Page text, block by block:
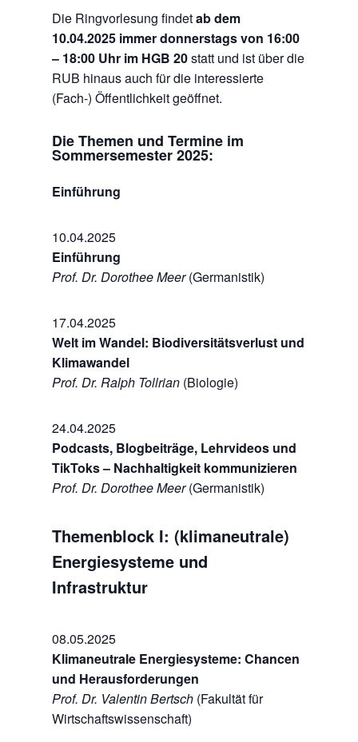
Die Ringvorlesung findetab dem
10.04.2025 immer donnerstags von 16:00
– 18:00 Uhr im HGB 20statt und ist über die
RUB hinaus auch für die interessierte
(Fach-) Öffentlichkeit geöffnet.
Die Themen und Termine im
Sommersemester 2025:
Einführung
10.04.2025
Einführung
Prof. Dr. Dorothee Meer(Germanistik)
17.04.2025
Welt im Wandel: Biodiversitätsverlust und
Klimawandel
Prof. Dr. Ralph Tollrian(Biologie)
24.04.2025
Podcasts, Blogbeiträge, Lehrvideos und
TikToks – Nachhaltigkeit kommunizieren
Prof. Dr. Dorothee Meer(Germanistik)
Themenblock I: (klimaneutrale)
Energiesysteme und
Infrastruktur
08.05.2025
Klimaneutrale Energiesysteme: Chancen
und Herausforderungen
Prof. Dr. Valentin Bertsch(Fakultät für
Wirtschaftswissenschaft)